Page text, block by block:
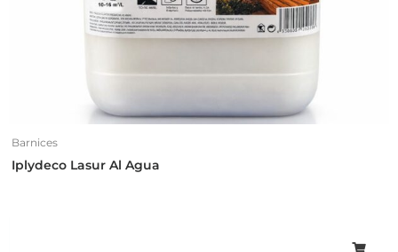
Barnices
Iplydeco Lasur Al Agua